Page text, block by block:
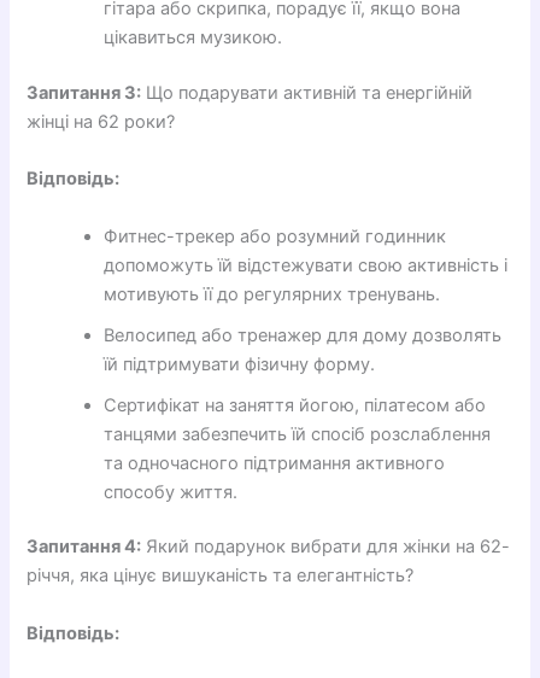
гітара або скрипка, порадує її, якщо вона
цікавиться музикою.
Запитання 3: Що подарувати активній та енергійній
жінці на 62 роки?
Відповідь:
Фитнес-трекер або розумний годинник
допоможуть їй відстежувати свою активність і
мотивують її до регулярних тренувань.
Велосипед або тренажер для дому дозволять
їй підтримувати фізичну форму.
Сертифікат на заняття йогою, пілатесом або
танцями забезпечить їй спосіб розслаблення
та одночасного підтримання активного
способу життя.
Запитання 4: Який подарунок вибрати для жінки на 62-
річчя, яка цінує вишуканість та елегантність?
Відповідь: